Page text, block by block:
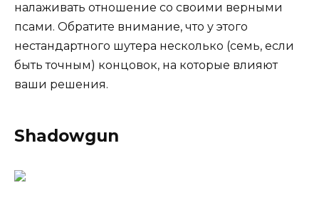
налаживать отношение со своими верными
псами. Обратите внимание, что у этого
нестандартного шутера несколько (семь, если
быть точным) концовок, на которые влияют
ваши решения.
Shadowgun